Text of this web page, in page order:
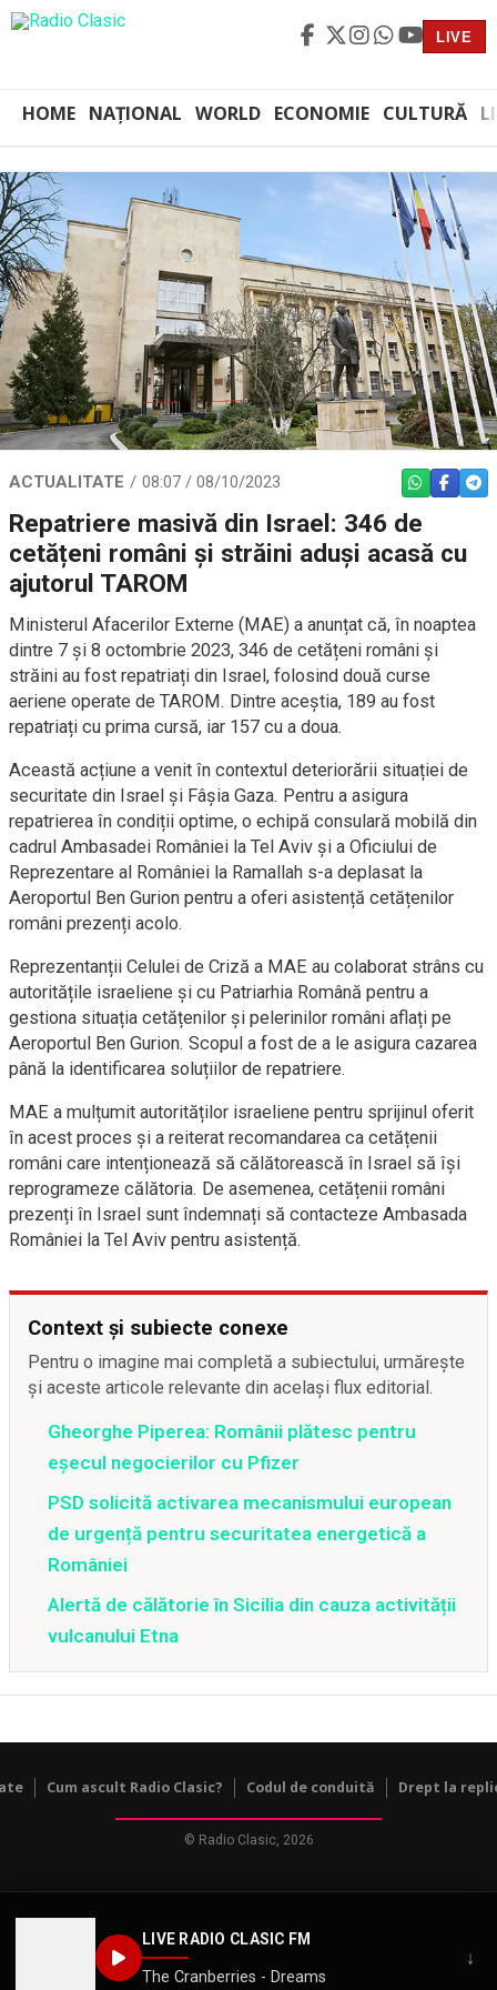
LIVE
HOME NAȚIONAL WORLD ECONOMIE CULTURĂ
LIVE RADIO CLASIC FM
The Cranberries - Dreams
↓
ACTUALITATE 08:07 / 08/10/2023 WHATSAPP
Repatriere masivă din Israel: 346 de
cetățeni români și străini aduși acasă cu
ajutorul TAROM
Ministerul Afacerilor Externe (MAE) a anunțat că, în noaptea
dintre 7 și 8 octombrie 2023, 346 de cetățeni români și
străini au fost repatriați din Israel, folosind două curse
aeriene operate de TAROM. Dintre aceștia, 189 au fost
repatriați cu prima cursă, iar 157 cu a doua.
Această acțiune a venit în contextul deteriorării situației de
securitate din Israel și Fâșia Gaza. Pentru a asigura
repatrierea în condiții optime, o echipă consulară mobilă din
cadrul Ambasadei României la Tel Aviv și a Oficiului de
Reprezentare al României la Ramallah s-a deplasat la
Aeroportul Ben Gurion pentru a oferi asistență cetățenilor
români prezenți acolo.
Reprezentanții Celulei de Criză a MAE au colaborat strâns cu
autoritățile israeliene și cu Patriarhia Română pentru a
gestiona situația cetățenilor și pelerinilor români aflați pe
Aeroportul Ben Gurion. Scopul a fost de a le asigura cazarea
până la identificarea soluțiilor de repatriere.
MAE a mulțumit autorităților israeliene pentru sprijinul oferit
în acest proces și a reiterat recomandarea ca cetățenii
români care intenționează să călătorească în Israel să își
reprogrameze călătoria. De asemenea, cetățenii români
prezenți în Israel sunt îndemnați să contacteze Ambasada
României la Tel Aviv pentru asistență.
Context și subiecte conexe
Pentru o imagine mai completă a subiectului, urmărește
și aceste articole relevante din același flux editorial.
Gheorghe Piperea: Românii plătesc pentru
eșecul negocierilor cu Pfizer
PSD solicită activarea mecanismului european
de urgență pentru securitatea energetică a
României
Alertă de călătorie în Sicilia din cauza activității
vulcanului Etna
Cum ascult Radio Clasic? Codul de conduită Drept la
© Radio Clasic, 2026